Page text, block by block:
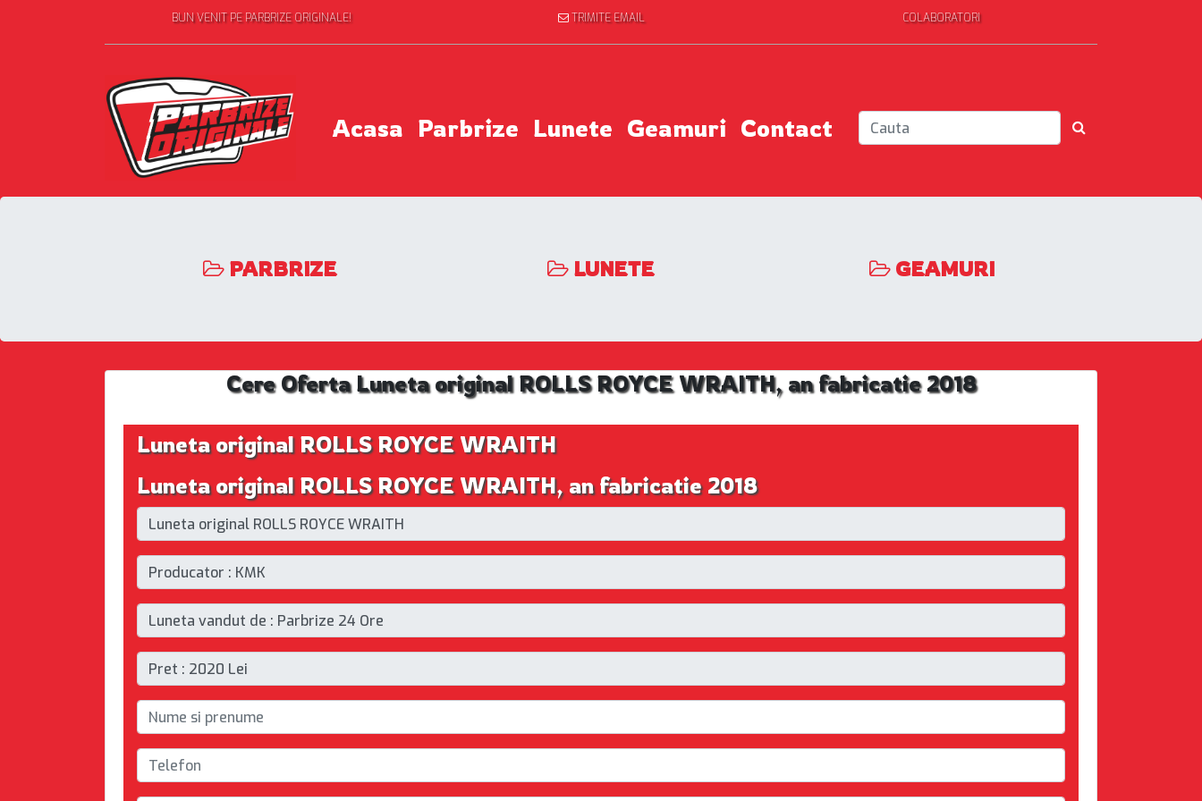
BUN VENIT PE PARBRIZE ORIGINALE! TRIMITE EMAIL COLABORATORI
Acasa Parbrize Lunete Geamuri Contact
PARBRIZE LUNETE GEAMURI
Cere Oferta Luneta original ROLLS ROYCE WRAITH, an fabricatie 2018
Luneta original ROLLS ROYCE WRAITH
Luneta original ROLLS ROYCE WRAITH, an fabricatie 2018